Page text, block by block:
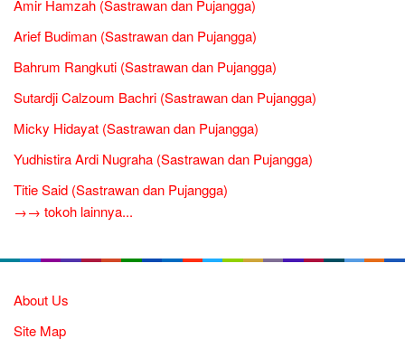
Amir Hamzah (Sastrawan dan Pujangga)
Arief Budiman (Sastrawan dan Pujangga)
Bahrum Rangkuti (Sastrawan dan Pujangga)
Sutardji Calzoum Bachri (Sastrawan dan Pujangga)
Micky Hidayat (Sastrawan dan Pujangga)
Yudhistira Ardi Nugraha (Sastrawan dan Pujangga)
Titie Said (Sastrawan dan Pujangga)
→→ tokoh lainnya...
About Us
Site Map